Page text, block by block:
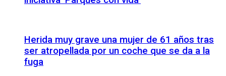
Herida muy grave una mujer de 61 años tras
ser atropellada por un coche que se da a la
fuga